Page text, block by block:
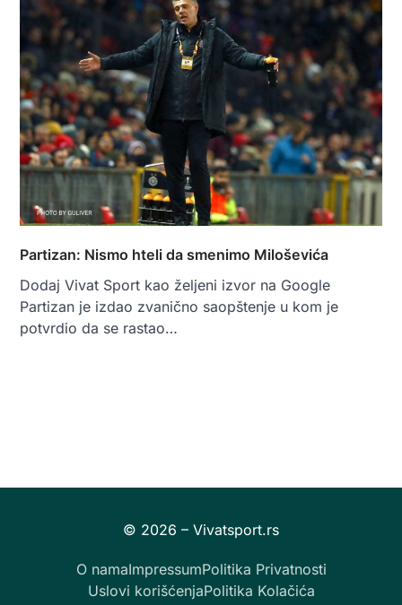
Partizan: Nismo hteli da smenimo Miloševića
Dodaj Vivat Sport kao željeni izvor na Google
Partizan je izdao zvanično saopštenje u kom je
potvrdio da se rastao…
O namaImpressumPolitika Privatnosti
Uslovi korišćenjaPolitika Kolačića